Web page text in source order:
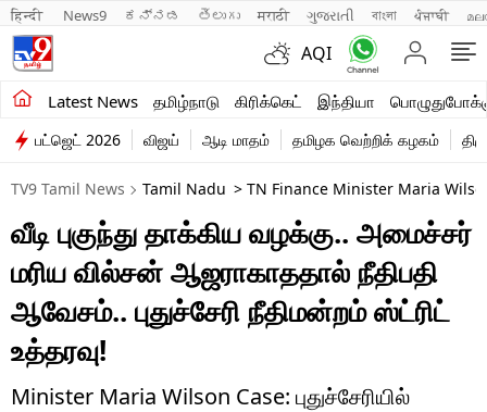
हिन्दी News9 ಕನ್ನಡ తెలుగు मराठी ગુજરાતી বাংলা ਪੰਜਾਬੀ
AQI
Latest News தமிழ்நாடு கிரிக்கெட் இந்தியா
சமீபத்திய செய்திகள்
தமிழ்நாடு
இந்தியா
உலகம்
விளையாட்டு
பொழுதுபோக்கு
லைஃப்ஸ்டைல்
பட்ஜெட் 2026 விஜய் ஆடி மாதம் தமிழக வெற்றிக் கழகம்
TV9 Tamil News Tamil Nadu > TN Finance Minister Maria
வீடி புகுந்து தாக்கிய வழக்கு.. அமைச்சர்
மரிய வில்சன் ஆஜராகாததால் நீதிபதி
ஆவேசம்.. புதுச்சேரி நீதிமன்றம் ஸ்ட்ரிட்
உத்தரவு!
Minister Maria Wilson Case: புதுச்சேரியில்